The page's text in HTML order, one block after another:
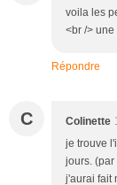
voila les
<br /> une
Répondre
C Colinette
je trouve
jours.
j'aurai fait